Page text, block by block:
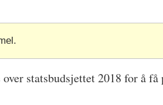
statsbudsjettet 2018 for å